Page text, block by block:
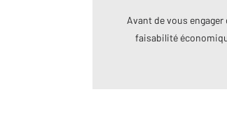
Avant de vous
faisabilité